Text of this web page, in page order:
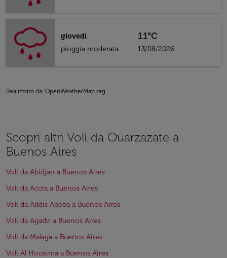
giovedì
pioggia moderata
11°C
13/08/2026
Realizzato da: OpenWeatherMap.org
Scopri altri Voli da Ouarzazate a
Buenos Aires
Voli da Abidjan a Buenos Aires
Voli da Accra a Buenos Aires
Voli da Addis Abeba a Buenos Aires
Voli da Agadir a Buenos Aires
Voli da Malaga a Buenos Aires
Voli Al Hoceima a Buenos Aires